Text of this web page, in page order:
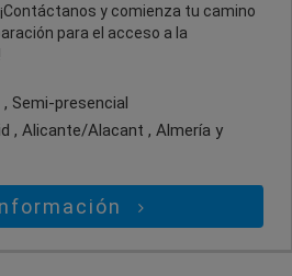
y comienza tu camino
para el acceso a la
Semi-presencial
, Alicante/Alacant , Almería y